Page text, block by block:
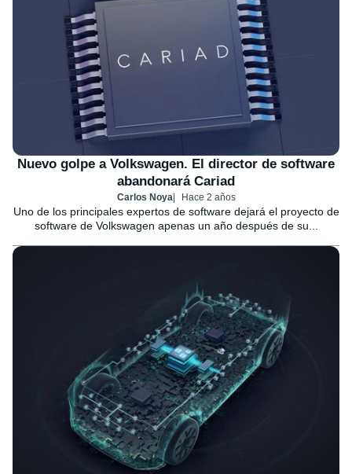
Nuevo golpe a Volkswagen. El director de software
abandonará Cariad
Carlos Noya Hace 2 años
Uno de los principales expertos de software dejará el proyecto de
software de Volkswagen apenas un año después de su...